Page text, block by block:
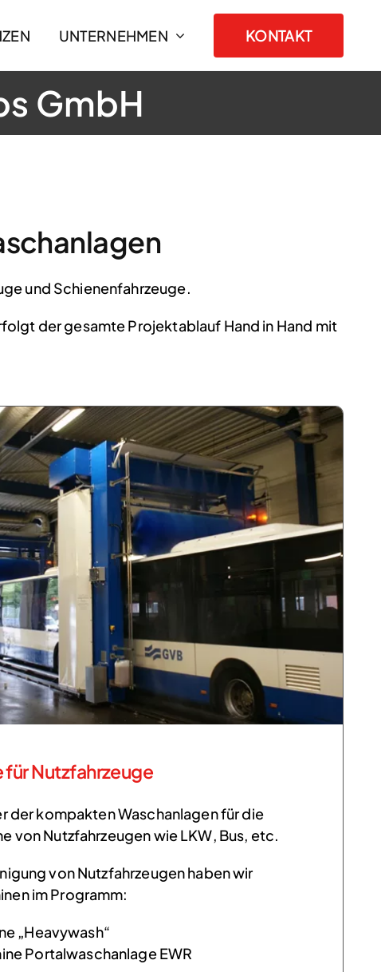
UNTERNEHMEN KONTAKT
GmbH
und Schienenfahrzeuge.
der gesamte Projektablauf Hand in Hand mit
Nutzfahrzeuge
der kompakten Waschanlagen für die
von Nutzfahrzeugen wie LKW, Bus, etc.
von Nutzfahrzeugen haben wir
im Programm:
„Heavywash“
Portalwaschanlage EWR